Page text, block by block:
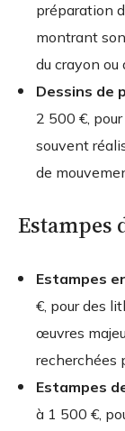
préparation
montrant
du crayon ou
Dessins de
2 500 €,
souvent
de
Estampes
Estampes
€, pour des
œuvres
recherchées
Estampes
à 1 500 €,